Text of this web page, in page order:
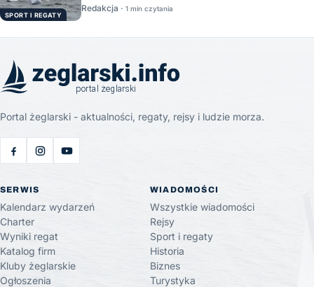
SPORT I REGATY
Redakcja · 1 min czytania
Portal żeglarski - aktualności, regaty, rejsy i ludzie morza.
SERWIS
Kalendarz wydarzeń
Charter
Wyniki regat
Katalog firm
Kluby żeglarskie
Ogłoszenia
WIADOMOŚCI
Wszystkie wiadomości
Rejsy
Sport i regaty
Historia
Biznes
Turystyka